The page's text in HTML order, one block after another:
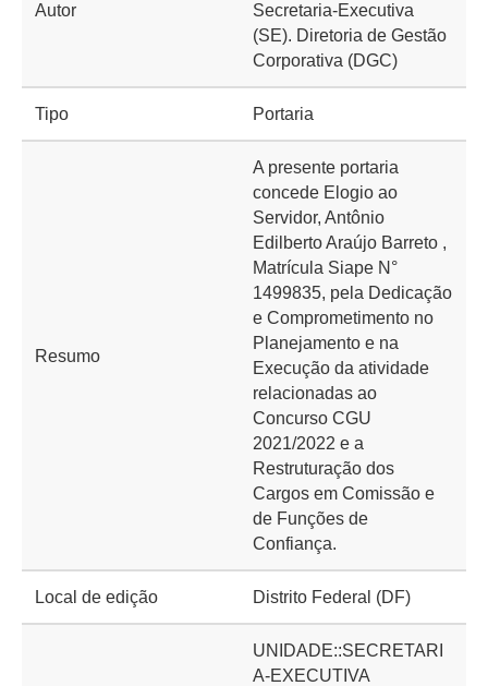
Autor
Secretaria-Executiva
(SE). Diretoria de Gestão
Corporativa (DGC)
Tipo Portaria
Resumo
A presente portaria
concede Elogio ao
Servidor, Antônio
Edilberto Araújo Barreto ,
Matrícula Siape N°
1499835, pela Dedicação
e Comprometimento no
Planejamento e na
Execução da atividade
relacionadas ao
Concurso CGU
2021/2022 e a
Restruturação dos
Cargos em Comissão e
de Funções de
Confiança.
Local de edição Distrito Federal (DF)
UNIDADE::SECRETARI
A-EXECUTIVA